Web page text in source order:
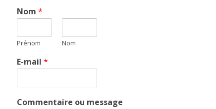
Nom *
Prénom Nom
E-mail *
Commentaire ou message